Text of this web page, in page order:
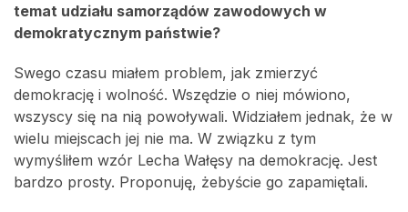
temat udziału samorządów zawodowych w
demokratycznym państwie?
Swego czasu miałem problem, jak zmierzyć
demokrację i wolność. Wszędzie o niej mówiono,
wszyscy się na nią powoływali. Widziałem jednak, że w
wielu miejscach jej nie ma. W związku z tym
wymyśliłem wzór Lecha Wałęsy na demokrację. Jest
bardzo prosty. Proponuję, żebyście go zapamiętali.